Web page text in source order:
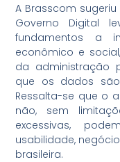
A Brasscom
Governo Digital
fundamentos a
econômico e
da administração
que os dados
Ressalta-se que o
não, sem
excessivas,
usabilidade,
brasileira.